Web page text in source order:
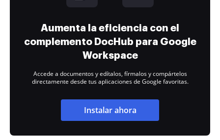
Aumenta la eficiencia con el
complemento DocHub para Google
Workspace
Accede a documentos y edítalos, fírmalos y compártelos
directamente desde tus aplicaciones de Google favoritas.
Instalar ahora